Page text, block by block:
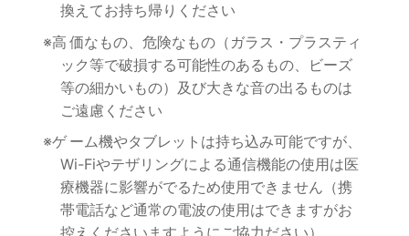
換えてお持ち帰りください
※高価なもの、危険なもの（ガラス・プラスティ
ック等で破損する可能性のあるもの、ビーズ
等の細かいもの）及び大きな音の出るものは
ご遠慮ください
※ゲーム機やタブレットは持ち込み可能ですが、
Wi-Fiやテザリングによる通信機能の使用は医
療機器に影響がでるため使用できません（携
帯電話など通常の電波の使用はできますがお